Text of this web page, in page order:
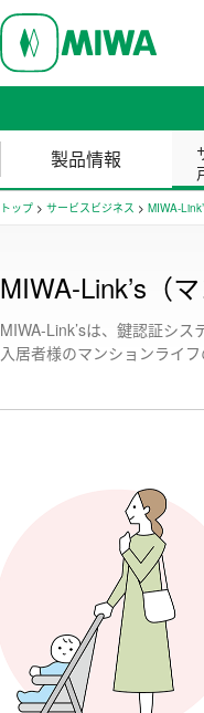
製品情報
トップ > サービスビジネス > MIWA-
MIWA-Link’s（
MIWA-Link’sは、鍵認証シス
入居者様のマンションライ